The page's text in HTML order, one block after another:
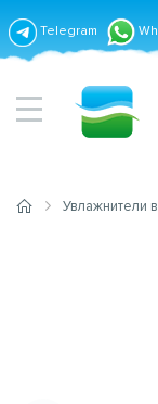
Telegram
Увлажнители